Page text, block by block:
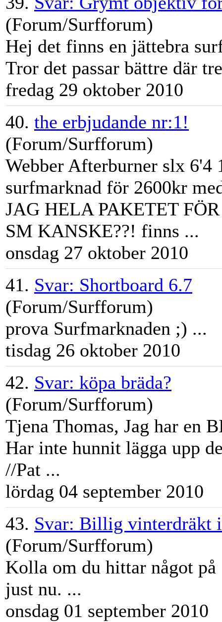
(Forum/Surfforum)
Hej det finns en jättebra
Tror det passar bättre där
fredag 29 oktober 2010
40. the erbjudande nr:1!
(Forum/Surfforum)
Webber Afterburner slx 6'4
surfmarknad för 2600kr
JAG HELA PAKETET
SM KANSKE??! finns ...
onsdag 27 oktober 2010
41. Svar: Shortboard 6.7
(Forum/Surfforum)
prova Surfmarknaden ;) ...
tisdag 26 oktober 2010
42. Svar: köpa bräda?
(Forum/Surfforum)
Tjena Thomas, Jag har en
Har inte hunnit lägga upp
//Pat ...
lördag 04 september 2010
43. Svar: Billig vinterdräkt
(Forum/Surfforum)
Kolla om du hittar något på
just nu. ...
onsdag 01 september 2010